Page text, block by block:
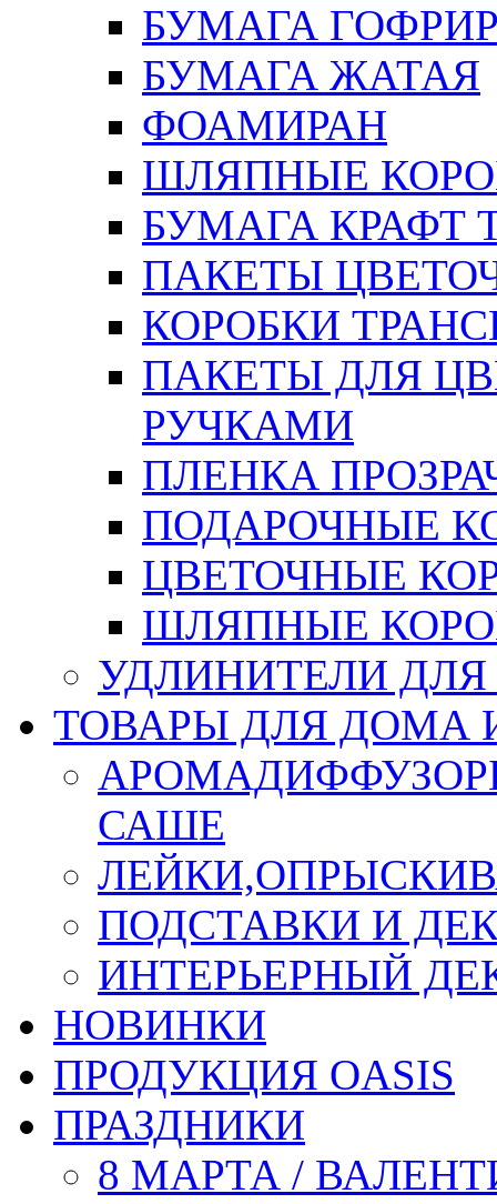
БУМАГА
БУМАГА ЖАТАЯ
ФОАМИРАН
ШЛЯПНЫЕ
БУМАГА КРАФТ
ПАКЕТЫ
КОРОБКИ
ПАКЕТЫ ДЛЯ
РУЧКАМИ
ПЛЕНКА
ПОДАРОЧНЫЕ
ЦВЕТОЧНЫЕ
ШЛЯПНЫЕ
УДЛИНИТЕЛИ
ТОВАРЫ ДЛЯ ДОМА
САШЕ
ПОДСТАВКИ И
ИНТЕРЬЕРНЫЙ
НОВИНКИ
ПРОДУКЦИЯ OASIS
ПРАЗДНИКИ
8 МАРТА /